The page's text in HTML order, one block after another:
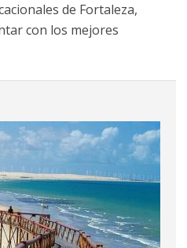
de Fortaleza,
con los mejores